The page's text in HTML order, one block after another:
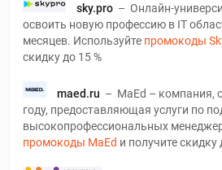
sky.pro– Онлайн-
освоить новую профессию в ІТ
месяцев. Используйте промокоды
скидку до 15 %
maed.ru – MaEd – компания,
году, предоставляющая услуги по
высокопрофессиональных
промокоды MaEd и получите скидку